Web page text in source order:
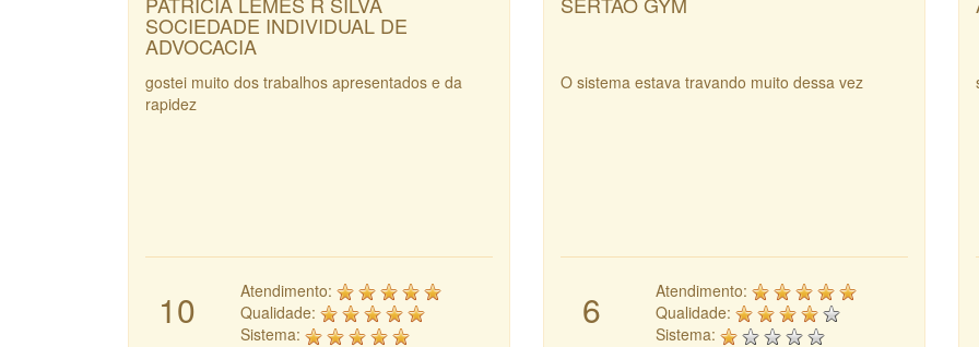
SOCIEDADE INDIVIDUAL DE
ADVOCACIA
gostei muito dos trabalhos apresentados e da
rapidez
10
Atendimento:
Qualidade:
Sistema:
O sistema estava travando muito dessa vez
6
Atendimento:
Qualidade:
Sistema: